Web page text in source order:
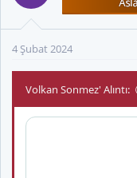
4 Şubat 2024
Volkan Sonmez' Alıntı: